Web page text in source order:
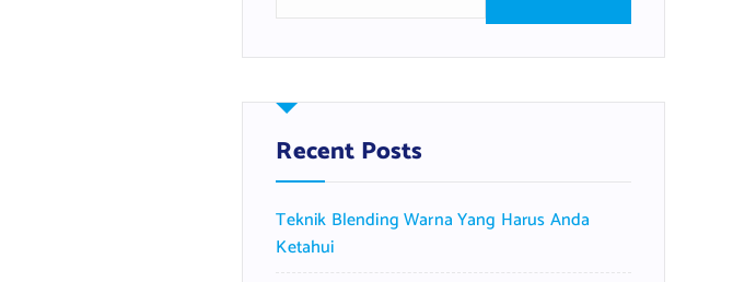
r
h
f
o
:
Recent Posts
Teknik Blending Warna Yang Harus Anda
Ketahui